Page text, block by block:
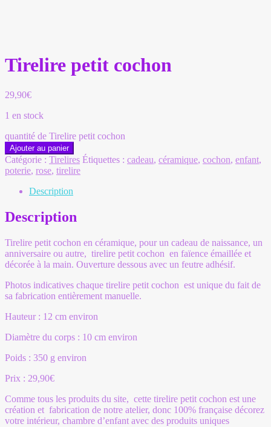
Tirelire petit cochon
29,90€
1 en stock
quantité de Tirelire petit cochon
Ajouter au panier
Catégorie : Tirelires Étiquettes : cadeau, céramique, cochon, enfant,
poterie, rose, tirelire
Description
Description
Tirelire petit cochon en céramique, pour un cadeau de naissance, un
anniversaire ou autre, tirelire petit cochon en faïence émaillée et
décorée à la main. Ouverture dessous avec un feutre adhésif.
Photos indicatives chaque tirelire petit cochon est unique du fait de
sa fabrication entièrement manuelle.
Hauteur : 12 cm environ
Diamètre du corps : 10 cm environ
Poids : 350 g environ
Prix : 29,90€
Comme tous les produits du site, cette tirelire petit cochon est une
création et fabrication de notre atelier, donc 100% française décorez
votre intérieur, chambre d’enfant avec des produits uniques